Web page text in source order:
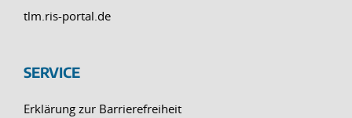
tlm.ris-portal.de
SERVICE
Erklärung zur Barrierefreiheit